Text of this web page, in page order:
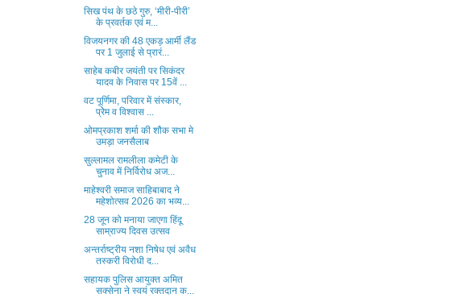
सिख पंथ के छठे गुरु, ‘मीरी-पीरी’
के प्रवर्तक एवं म...
विजयनगर की 48 एकड़ आर्मी लैंड
पर 1 जुलाई से प्रारं...
साहेब कबीर जयंती पर सिकंदर
यादव के निवास पर 15वें ...
वट पूर्णिमा, परिवार में संस्कार,
प्रेेम व विश्वास ...
ओमप्रकाश शर्मा की शौक सभा मे
उमड़ा जनसैलाब
सुल्लामल रामलीला कमेटी के
चुनाव में निर्विरोध अज...
माहेश्वरी समाज साहिबाबाद ने
महेशोत्सव 2026 का भव्य...
28 जून को मनाया जाएगा हिंदू
साम्राज्य दिवस उत्सव
अन्तर्राष्ट्रीय नशा निषेध एवं अवैध
तस्करी विरोधी द...
सहायक पुलिस आयुक्त अमित
सक्सेना ने स्वयं रक्तदान क...